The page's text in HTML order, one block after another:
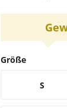
Größe
S